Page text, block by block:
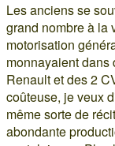
Les anciens se
grand nombre à la
motorisation
monnayaient dans
Renault et des 2
coûteuse, je veux
même sorte de
abondante